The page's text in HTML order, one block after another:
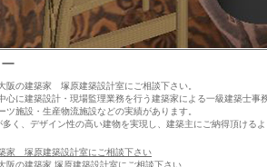
阪の建築家 塚原建築設計室にご相談下さい。
心に建築設計・現場監理業務を行う建築家による一級建築士事
施設・生産物流施設などの実績があります。
く、 デザイン性の高い建物を実現し、建築主にご納得頂ける
家 塚原建築設計室にご相談下さい
阪の建築家 塚原建築設計室にご相談下さい